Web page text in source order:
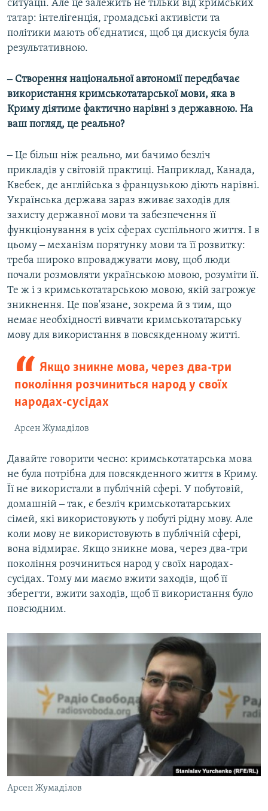
ситуації. Але це залежить не тільки від кримських
татар: інтелігенція, громадські активісти та
політики мають об'єднатися, щоб ця дискусія була
результативною.
‒ Створення національної автономії передбачає
використання кримськотатарської мови, яка в
Криму діятиме фактично нарівні з державною. На
ваш погляд, це реально?
‒ Це більш ніж реально, ми бачимо безліч
прикладів у світовій практиці. Наприклад, Канада,
Квебек, де англійська з французькою діють нарівні.
Українська держава зараз вживає заходів для
захисту державної мови та забезпечення її
функціонування в усіх сферах суспільного життя. І в
цьому ‒ механізм порятунку мови та її розвитку:
треба широко впроваджувати мову, щоб люди
почали розмовляти українською мовою, розуміти її.
Те ж і з кримськотатарською мовою, якій загрожує
зникнення. Це пов'язане, зокрема й з тим, що
немає необхідності вивчати кримськотатарську
мову для використання в повсякденному житті.
Якщо зникне мова, через два-три
покоління розчиниться народ у своїх
народах-сусідах
Арсен Жумаділов
Давайте говорити чесно: кримськотатарська мова
не була потрібна для повсякденного життя в Криму.
Її не використали в публічній сфері. У побутовій,
домашній ‒ так, є безліч кримськотатарських
сімей, які використовують у побуті рідну мову. Але
коли мову не використовують в публічній сфері,
вона відмирає. Якщо зникне мова, через два-три
покоління розчиниться народ у своїх народах-
сусідах. Тому ми маємо вжити заходів, щоб її
зберегти, вжити заходів, щоб її використання було
повсюдним.
Арсен Жумаділов